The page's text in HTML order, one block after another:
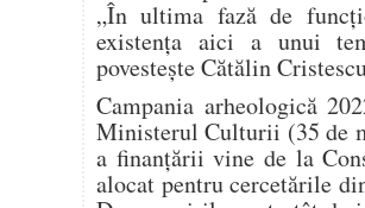
„În ultima fază de
existenţa aici a unui
povesteşte Cătălin
Campania arheologică
Ministerul Culturii (35 de
a finanţării vine de la
alocat pentru cercetările